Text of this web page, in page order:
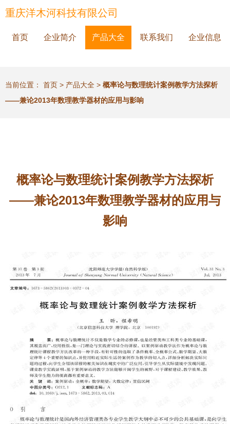
重庆洋木河科技有限公司
首页 企业简介 产品大全 联系我们 企业信息
当前位置： 首页 > 产品大全 > 概率论与数理统计案例教学方法探析
——兼论2013年数理教学器材的应用与影响
概率论与数理统计案例教学方法探析
——兼论2013年数理教学器材的应用与
影响